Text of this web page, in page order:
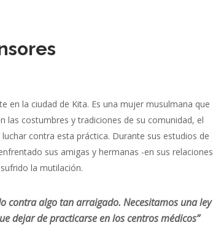
en la ciudad de Kita. Es una mujer musulmana que
las costumbres y tradiciones de su comunidad, el
contra esta práctica. Durante sus estudios de
sus amigas y hermanas -en sus relaciones
la mutilación.
contra algo tan arraigado. Necesitamos una ley
dejar de practicarse en los centros médicos”